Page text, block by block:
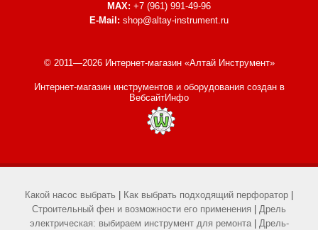
MAX: +7 (961) 991-49-96
E-Mail: shop@altay-instrument.ru
© 2011—2026 Интернет-магазин «Алтай Инструмент»
Интернет-магазин инструментов и оборудованиясоздан в
ВебсайтИнфо
Какой насос выбрать Как выбрать подходящий перфоратор
Строительный фен и возможности его применения
Дрель
электрическая: выбираем инструмент для ремонта| Дрель-